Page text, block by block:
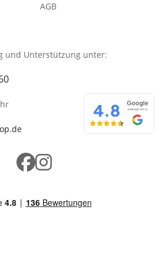
und Unterstützung unter:
AGB